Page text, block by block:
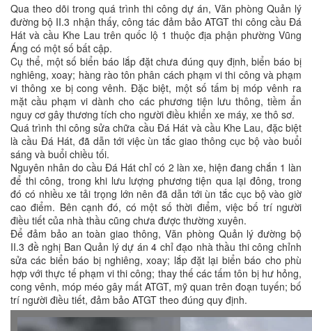
Qua theo dõi trong quá trình thi công dự án, Văn phòng Quản lý
đường bộ II.3 nhận thấy, công tác đảm bảo ATGT thi công cầu Đá
Hát và cầu Khe Lau trên quốc lộ 1 thuộc địa phận phường Vũng
Áng có một số bất cập.
Cụ thể, một số biển báo lắp đặt chưa đúng quy định, biển báo bị
nghiêng, xoay; hàng rào tôn phân cách phạm vi thi công và phạm
vi thông xe bị cong vênh. Đặc biệt, một số tấm bị móp vênh ra
mặt cầu phạm vi dành cho các phương tiện lưu thông, tiềm ẩn
nguy cơ gây thương tích cho người điều khiển xe máy, xe thô sơ.
Quá trình thi công sửa chữa cầu Đá Hát và cầu Khe Lau, đặc biệt
là cầu Đá Hát, đã dẫn tới việc ùn tắc giao thông cục bộ vào buổi
sáng và buổi chiều tối.
Nguyên nhân do cầu Đá Hát chỉ có 2 làn xe, hiện đang chắn 1 làn
để thi công, trong khi lưu lượng phương tiện qua lại đông, trong
đó có nhiều xe tải trọng lớn nên đã dẫn tới ùn tắc cục bộ vào giờ
cao điểm. Bên cạnh đó, có một số thời điểm, việc bố trí người
điều tiết của nhà thầu cũng chưa được thường xuyên.
Để đảm bảo an toàn giao thông, Văn phòng Quản lý đường bộ
II.3 đề nghị Ban Quản lý dự án 4 chỉ đạo nhà thầu thi công chỉnh
sửa các biển báo bị nghiêng, xoay; lắp đặt lại biển báo cho phù
hợp với thực tế phạm vi thi công; thay thế các tấm tôn bị hư hỏng,
cong vênh, móp méo gây mất ATGT, mỹ quan trên đoạn tuyến; bố
trí người điều tiết, đảm bảo ATGT theo đúng quy định.